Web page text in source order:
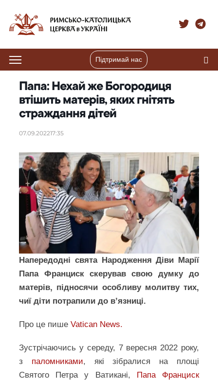
Підтримай нас
Папа: Нехай же Богородиця
втішить матерів, яких гнітять
страждання дітей
07.09.202217:35
Напередодні свята Народження Діви Марії
Папа Франциск скерував свою думку до
матерів, підносячи особливу молитву тих,
чиї діти потрапили до в’язниці.
Про це пишеVatican News.
Зустрічаючись у середу, 7 вересня 2022 року,
з паломниками, які зібралися на площі
Святого Петра у Ватикані, Папа Франциск